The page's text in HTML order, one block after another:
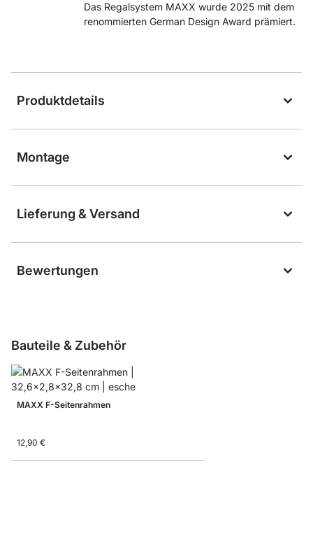
Das Regalsystem MAXX wurde 2025 mit dem
renommierten German Design Award prämiert.
Produktdetails
Montage
Lieferung & Versand
Bewertungen
Bauteile & Zubehör
MAXX F-Seitenrahmen
12,90 €